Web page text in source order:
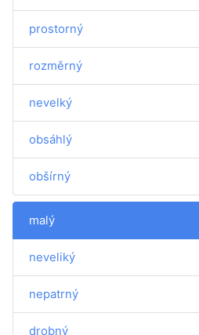
prostorný
rozměrný
nevelký
obsáhlý
obšírný
malý
neveliký
nepatrný
drobný